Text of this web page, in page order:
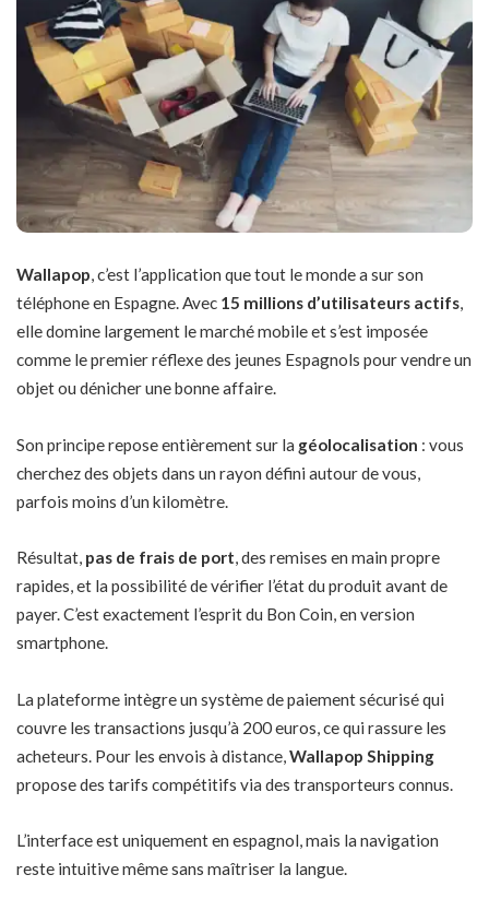
Wallapop, c’est l’application que tout le monde a sur son
téléphone en Espagne. Avec 15 millions d’utilisateurs actifs,
elle domine largement le marché mobile et s’est imposée
comme le premier réflexe des jeunes Espagnols pour vendre un
objet ou dénicher une bonne affaire.
Son principe repose entièrement sur la géolocalisation : vous
cherchez des objets dans un rayon défini autour de vous,
parfois moins d’un kilomètre.
Résultat, pas de frais de port, des remises en main propre
rapides, et la possibilité de vérifier l’état du produit avant de
payer. C’est exactement l’esprit du Bon Coin, en version
smartphone.
La plateforme intègre un système de paiement sécurisé qui
couvre les transactions jusqu’à 200 euros, ce qui rassure les
acheteurs. Pour les envois à distance, Wallapop Shipping
propose des tarifs compétitifs via des transporteurs connus.
L’interface est uniquement en espagnol, mais la navigation
reste intuitive même sans maîtriser la langue.